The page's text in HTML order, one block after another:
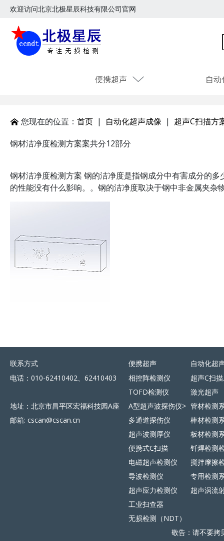
欢迎访问北京北极星辰科技有限公司官网
便携超声 自
您现在的位置： 首页| 自动化超声成像| 超声C扫描方
钢材洁净度检测方案案共分12部分
钢材洁净度检测方案 钢的洁净度是指钢成分中有害成分的
的性能没有什么影响。。钢的洁净度取决于钢中非金属夹
联系方式 便携超声 自动化超
电话：010-62410402、62410403
地址：北京市昌平区宏福科技园A座
邮箱: cscan@cscan.cn
相控阵检测仪
TOFD检测仪
A型超声波探伤仪>
多通道探伤仪
超声波测厚仪
便携式C扫描
电磁超声检测仪
导波检测仪
超声应力检测仪
工业扫查器
无损检测（NDT）
超声C扫
激光超声
管材检测
棒材检测
板材检测
钎焊检测
搅拌摩擦
专用检测
超声涡流
敬告：请不要拷